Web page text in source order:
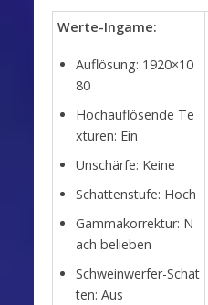
Werte-Ingame:
Auflösung: 1920×10
80
Hochauflösende Te
xturen: Ein
Unschärfe: Keine
Schattenstufe: Hoch
Gammakorrektur: N
ach belieben
Schweinwerfer-Schat
ten: Aus